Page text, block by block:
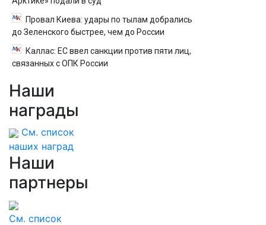
Провал Киева: удары по тылам добрались
до Зеленского быстрее, чем до России
Каллас: ЕС ввел санкции против пяти лиц,
связанных с ОПК России
Наши
награды
См. список
наших наград
Наши
партнеры
См. список